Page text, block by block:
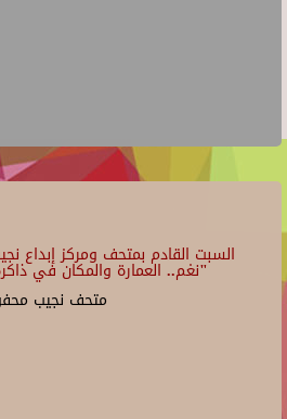
السبت القادم بمتحف ومركز إبداع
"نغم.. العمارة والمكان في
متحف نجيب